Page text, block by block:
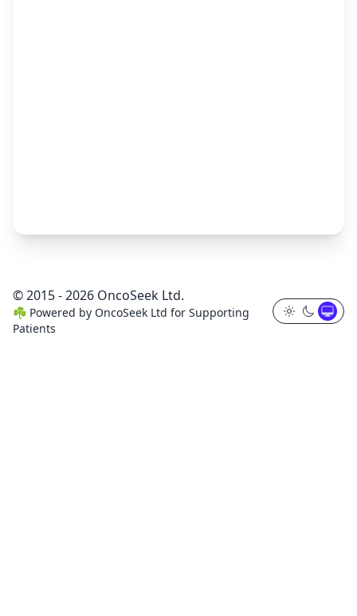
© 2015 - 2026 OncoSeek Ltd.
☘️ Powered by OncoSeek Ltd for Supporting
Patients